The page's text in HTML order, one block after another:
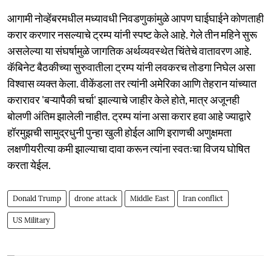
आगामी नोव्हेंबरमधील मध्यावधी निवडणुकांमुळे आपण घाईघाईने कोणताही
करार करणार नसल्याचे ट्रम्प यांनी स्पष्ट केले आहे. गेले तीन महिने सुरू
असलेल्या या संघर्षामुळे जागतिक अर्थव्यवस्थेत चिंतेचे वातावरण आहे.
कॅबिनेट बैठकीच्या सुरुवातीला ट्रम्प यांनी लवकरच तोडगा निघेल असा
विश्वास व्यक्त केला. वीकेंडला तर त्यांनी अमेरिका आणि तेहरान यांच्यात
करारावर 'बऱ्यापैकी चर्चा' झाल्याचे जाहीर केले होते, मात्र अजूनही
बोलणी अंतिम झालेली नाहीत. ट्रम्प यांना असा करार हवा आहे ज्याद्वारे
हॉरमुझची सामुद्रधुनी पुन्हा खुली होईल आणि इराणची अणुक्षमता
लक्षणीयरीत्या कमी झाल्याचा दावा करून त्यांना स्वतःचा विजय घोषित
करता येईल.
Donald Trump drone attack Middle East Iran conflict
US Military